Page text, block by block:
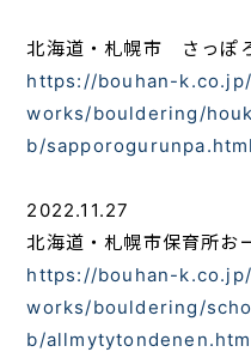
北海道・札幌市 さっぽ
https://bouhan-
works/bouldering/
b/sapporogurunpa.html
2022.11.27
北海道・札幌市保育所お
https://bouhan-
works/bouldering/
b/